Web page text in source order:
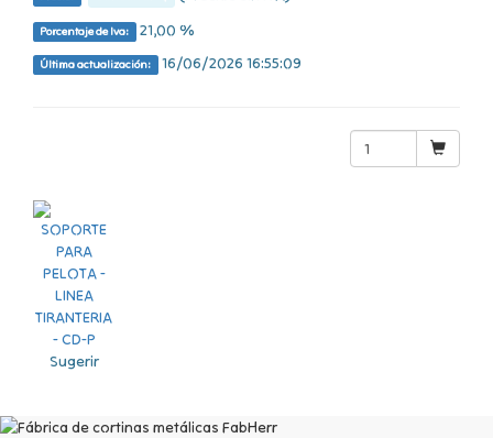
Porcentaje de Iva: 21,00 %
Última actualización: 16/06/2026 16:55:09
Sugerir